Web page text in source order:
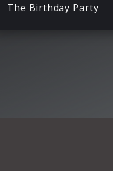
The Birthday Party